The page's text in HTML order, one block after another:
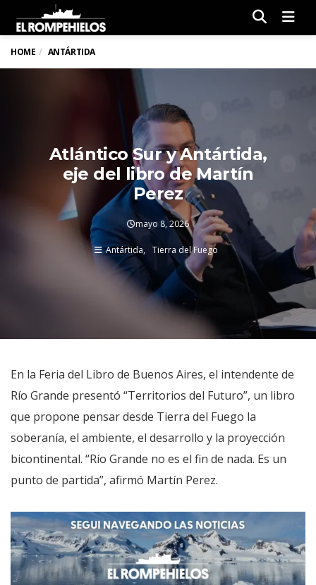
HOME ANTÁRTIDA
Atlántico Sur y Antártida,
eje del libro de Martín
Perez
mayo 8, 2026
Antártida Tierra del Fuego
En la Feria del Libro de Buenos Aires, el intendente de
Río Grande presentó “Territorios del Futuro”, un libro
que propone pensar desde Tierra del Fuego la
soberanía, el ambiente, el desarrollo y la proyección
bicontinental. “Río Grande no es el fin de nada. Es un
punto de partida”, afirmó Martín Perez.